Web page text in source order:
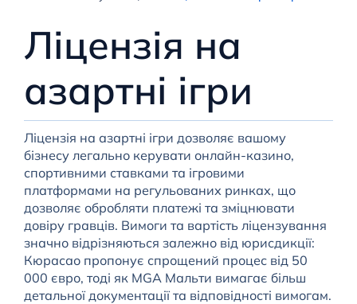
Ліцензія на
азартні ігри
Ліцензія на азартні ігри дозволяє вашому
бізнесу легально керувати онлайн-казино,
спортивними ставками та ігровими
платформами на регульованих ринках, що
дозволяє обробляти платежі та зміцнювати
довіру гравців. Вимоги та вартість ліцензування
значно відрізняються залежно від юрисдикції:
Кюрасао пропонує спрощений процес від 50
000 євро, тоді як MGA Мальти вимагає більш
детальної документації та відповідності вимогам.